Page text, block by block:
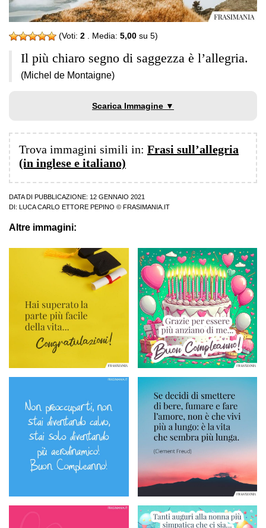
(Voti: 2 . Media: 5,00 su 5)
Il più chiaro segno di saggezza è l’allegria.
(Michel de Montaigne)
Scarica Immagine ▼
Trova immagini simili in: Frasi sull’allegria
(in inglese e italiano)
DATA DI PUBBLICAZIONE: 12 GENNAIO 2021
DI:
LUCA CARLO ETTORE PEPINO © FRASIMANIA.IT
Altre immagini: